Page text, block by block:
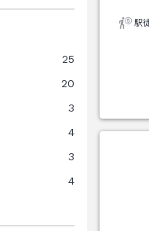
25
20
3
4
3
4
駅